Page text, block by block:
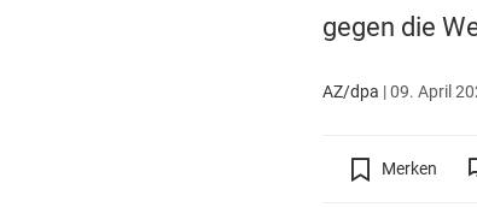
gegen die
AZ/dpa |09. April
Merken